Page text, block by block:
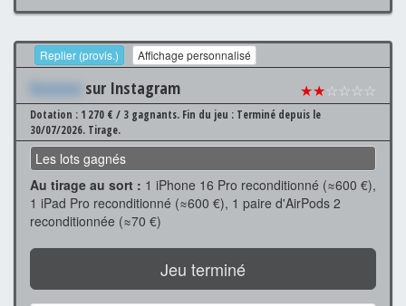
Replier (provis.) Affichage personnalisé
Xxxxxxx sur Instagram ★★☆☆☆☆
Dotation : 1 270 € / 3 gagnants. Fin du jeu : Terminé depuis le
30/07/2026. Tirage.
Les lots gagnés
Au tirage au sort : 1 iPhone 16 Pro reconditionné (≈600 €),
1 iPad Pro reconditionné (≈600 €), 1 paire d'AirPods 2
reconditionnée (≈70 €)
Jeu terminé